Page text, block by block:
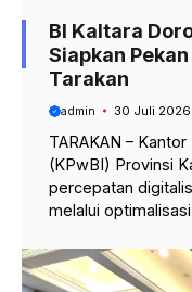
BI Kaltara
Siapkan
Tarakan
admin 30 Juli 2026
TARAKAN –
(KPwBI) Provinsi
percepatan
melalui